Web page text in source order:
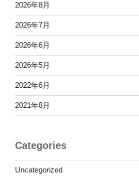
2026年8月
2026年7月
2026年6月
2026年5月
2022年6月
2021年8月
Categories
Uncategorized